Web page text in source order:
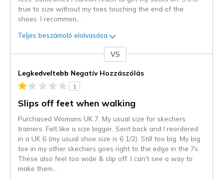
true to size without my toes touching the end of the
shoes. I recommen
Teljes beszámoló elolvasása
VS
Legkedveltebb Negatív Hozzászólás
1
Slips off feet when walking
Purchased Womans UK 7. My usual size for skechers
trainers. Felt like a size bigger. Sent back and I reordered
in a UK 6 (my usual shoe size is 6 1/2). Still too big. My big
toe in my other skechers goes right to the edge in the 7s.
These also feel too wide & slip off. I can't see a way to
make them